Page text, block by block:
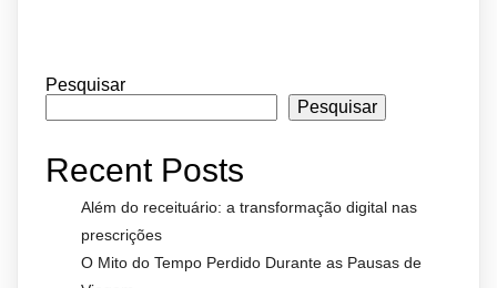
Pesquisar
Pesquisar
Recent Posts
Além do receituário: a transformação digital nas
prescrições
O Mito do Tempo Perdido Durante as Pausas de